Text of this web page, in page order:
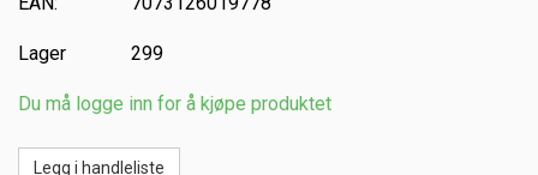
Lager 299
Du må logge inn for å kjøpe produktet